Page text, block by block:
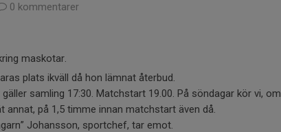
0 kommentarer
maskotar.
plats ikväll då hon lämnat återbud.
samling 17:30. Matchstart 19.00. På söndagar kör vi, om
annat, på 1,5 timme innan matchstart även då.
Johansson, sportchef, tar emot.